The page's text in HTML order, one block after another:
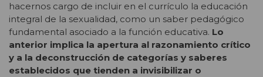
hacernos cargo de incluir en el currículo la educación
integral de la sexualidad, como un saber pedagógico
fundamental asociado a la función educativa. Lo
anterior implica la apertura al razonamiento crítico
y a la deconstrucción de categorías y saberes
establecidos que tienden a invisibilizar o